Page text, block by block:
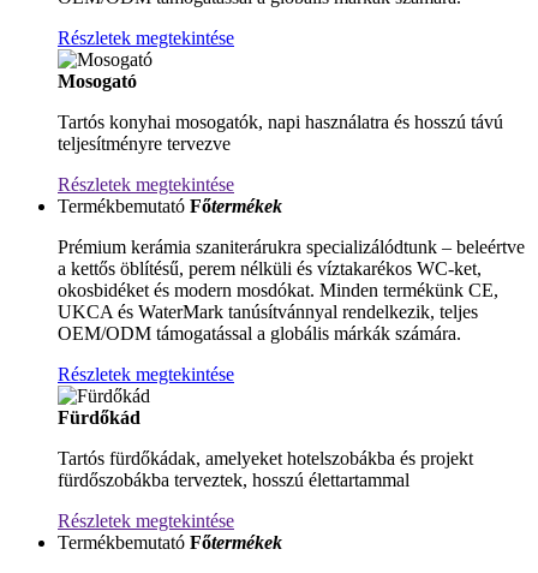
Részletek megtekintése
Mosogató
Tartós konyhai mosogatók, napi használatra és hosszú távú
teljesítményre tervezve
Részletek megtekintése
Termékbemutató Főtermékek
Prémium kerámia szaniterárukra specializálódtunk – beleértve
a kettős öblítésű, perem nélküli és víztakarékos WC-ket,
okosbidéket és modern mosdókat. Minden termékünk CE,
UKCA és WaterMark tanúsítvánnyal rendelkezik, teljes
OEM/ODM támogatással a globális márkák számára.
Részletek megtekintése
Fürdőkád
Tartós fürdőkádak, amelyeket hotelszobákba és projekt
fürdőszobákba terveztek, hosszú élettartammal
Részletek megtekintése
Termékbemutató Főtermékek